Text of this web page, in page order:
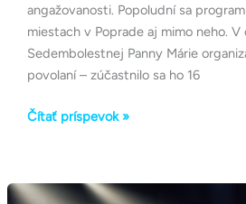
angažovanosti. Popoludní sa
miestach v Poprade aj mimo neho. V
Sedembolestnej Panny Márie
povolaní – zúčastnilo sa ho 16
Čítať príspevok »
Národné